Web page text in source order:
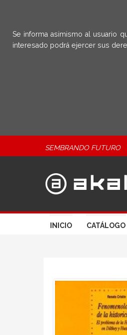
Se informa asimismo al usuario
interesado podrá ejercer sus
SEMBRANDO FUTURO
INICIO CATÁLOGO